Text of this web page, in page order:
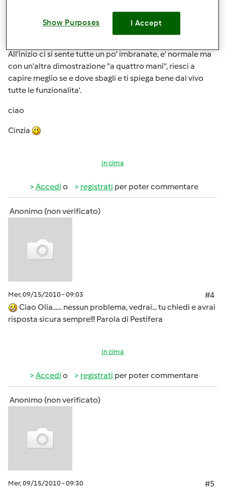
Ma non hai fissato il post vendita con la tua
All'inizio ci si sente tutte un po' imbranate, e' normale ma
con un'altra dimostrazione "a quattro mani", riesci a
capire meglio se e dove sbagli e ti spiega bene dal vivo
tutte le funzionalita'.
ciao
Cinzia
In cima
Accedi o registrati per poter commentare
Anonimo (non verificato)
Mer, 09/15/2010 - 09:03
#4
Ciao Olia...... nessun problema, vedrai... tu chiedi e avrai
risposta sicura sempre!!! Parola di Pestifera
In cima
Accedi o registrati per poter commentare
Anonimo (non verificato)
Mer, 09/15/2010 - 09:30 #5
Show Purposes I Accept